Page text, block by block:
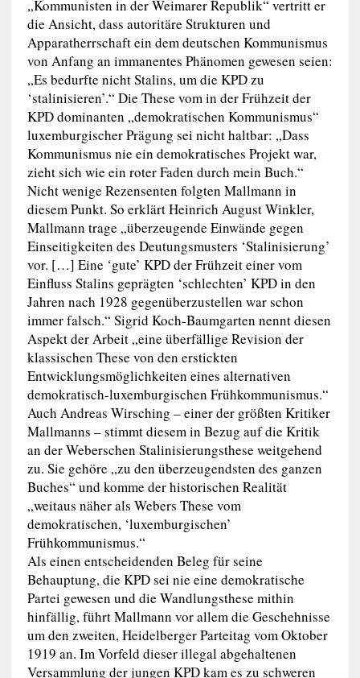
„Kommunisten in der Weimarer Republik“ vertritt er
die Ansicht, dass autoritäre Strukturen und
Apparatherrschaft ein dem deutschen Kommunismus
von Anfang an immanentes Phänomen gewesen seien:
„Es bedurfte nicht Stalins, um die KPD zu
‘stalinisieren’.“ Die These vom in der Frühzeit der
KPD dominanten „demokratischen Kommunismus“
luxemburgischer Prägung sei nicht haltbar: „Dass
Kommunismus nie ein demokratisches Projekt war,
zieht sich wie ein roter Faden durch mein Buch.“
Nicht wenige Rezensenten folgten Mallmann in
diesem Punkt. So erklärt Heinrich August Winkler,
Mallmann trage „überzeugende Einwände gegen
Einseitigkeiten des Deutungsmusters ‘Stalinisierung’
vor. […] Eine ‘gute’ KPD der Frühzeit einer vom
Einfluss Stalins geprägten ‘schlechten’ KPD in den
Jahren nach 1928 gegenüberzustellen war schon
immer falsch.“ Sigrid Koch-Baumgarten nennt diesen
Aspekt der Arbeit „eine überfällige Revision der
klassischen These von den erstickten
Entwicklungsmöglichkeiten eines alternativen
demokratisch-luxemburgischen Frühkommunismus.“
Auch Andreas Wirsching – einer der größten Kritiker
Mallmanns – stimmt diesem in Bezug auf die Kritik
an der Weberschen Stalinisierungsthese weitgehend
zu. Sie gehöre „zu den überzeugendsten des ganzen
Buches“ und komme der historischen Realität
„weitaus näher als Webers These vom
demokratischen, ‘luxemburgischen’
Frühkommunismus.“
Als einen entscheidenden Beleg für seine
Behauptung, die KPD sei nie eine demokratische
Partei gewesen und die Wandlungsthese mithin
hinfällig, führt Mallmann vor allem die Geschehnisse
um den zweiten, Heidelberger Parteitag vom Oktober
1919 an. Im Vorfeld dieser illegal abgehaltenen
Versammlung der jungen KPD kam es zu schweren